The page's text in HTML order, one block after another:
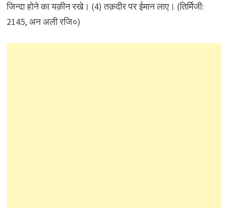
जिन्दा होने का यक़ीन रखे। (4) तक़दीर पर ईमान लाए। (तिर्मिजी:
2145, अन अली रजि०)